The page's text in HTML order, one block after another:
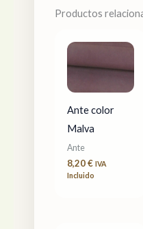
Productos
Ante color
Malva
Ante
8,20€ IVA
Incluido